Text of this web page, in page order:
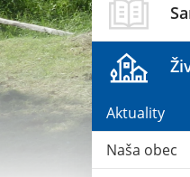
Aktuality
Naša obec